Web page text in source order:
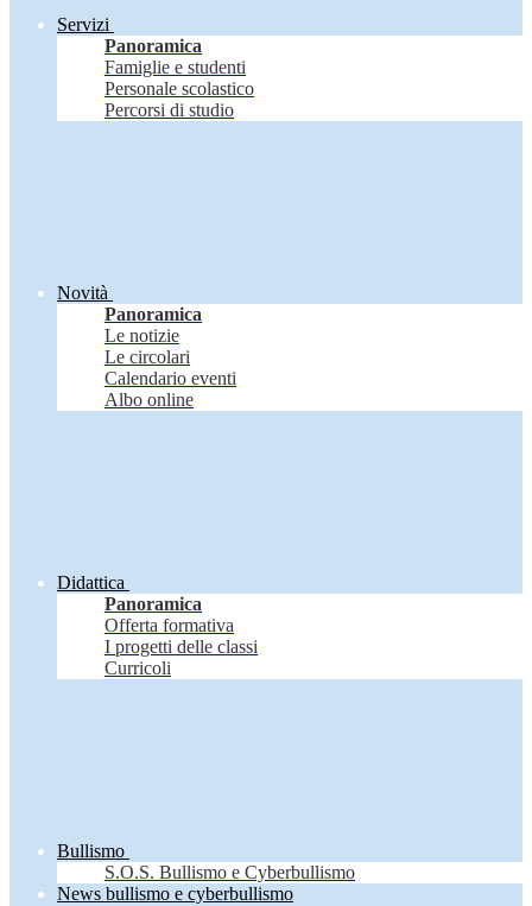
Servizi
Panoramica
Famiglie e studenti
Personale scolastico
Percorsi di studio
Novità
Panoramica
Le notizie
Le circolari
Calendario eventi
Albo online
Didattica
Panoramica
Offerta formativa
I progetti delle classi
Curricoli
Bullismo
S.O.S. Bullismo e Cyberbullismo
News bullismo e cyberbullismo